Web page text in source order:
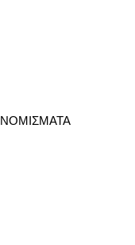
ΝΟΜΙΣΜΑΤΑ